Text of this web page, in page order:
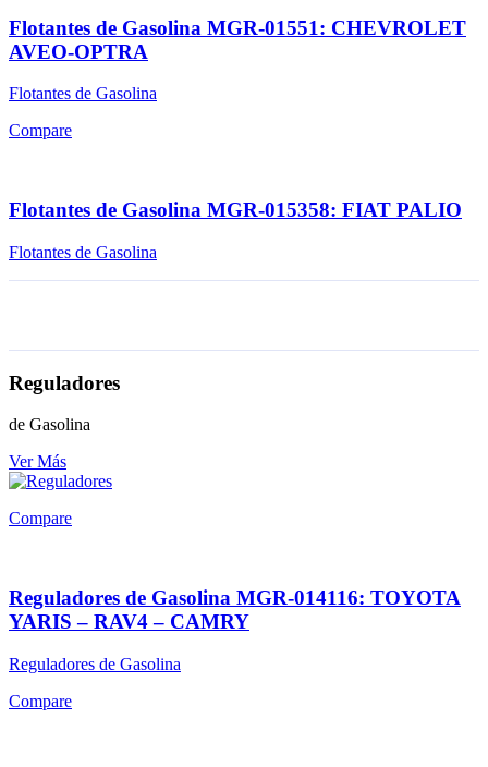
Flotantes de Gasolina MGR-01551: CHEVROLET
AVEO-OPTRA
Flotantes de Gasolina
Compare
Flotantes de Gasolina MGR-015358: FIAT PALIO
Flotantes de Gasolina
Reguladores
de Gasolina
Ver Más
Compare
Reguladores de Gasolina MGR-014116: TOYOTA
YARIS – RAV4 – CAMRY
Reguladores de Gasolina
Compare